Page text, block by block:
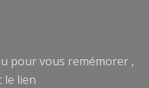
pour vous remémorer ,
le lien